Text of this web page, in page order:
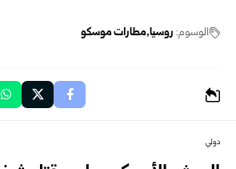
الوسوم: روسيا مطارات موسكو
دولي